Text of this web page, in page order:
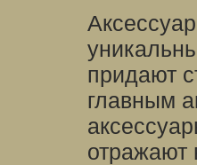
придают
главным
отражают